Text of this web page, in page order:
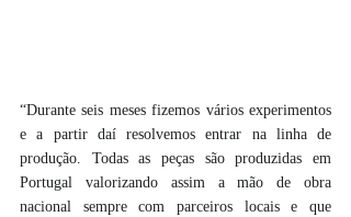
“Durante seis meses fizemos vários experimentos
e a partir daí resolvemos entrar na linha de
produção. Todas as peças são produzidas em
Portugal valorizando assim a mão de obra
nacional sempre com parceiros locais e que